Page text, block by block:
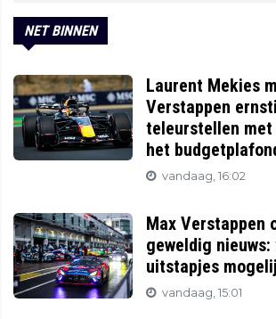
NET BINNEN
Laurent Mekies
Verstappen
teleurstellen met
het
vandaag, 16:02
Max Verstappen
geweldig nieuws:
uitstapjes
vandaag, 15:01